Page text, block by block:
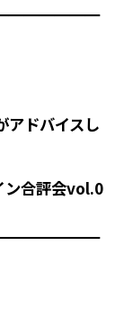
アドバイスし
合評会vol.0